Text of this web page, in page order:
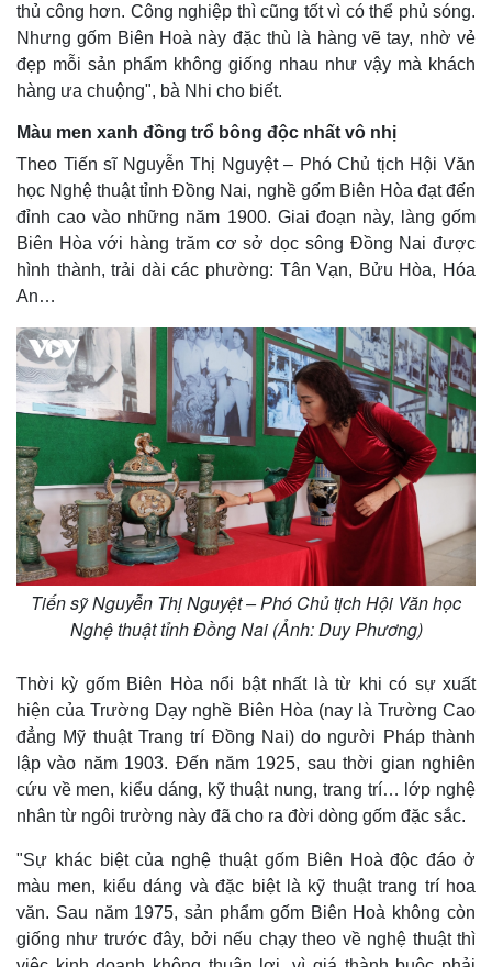
Kinh tế
Bất động sản
Khởi nghiệp
Thị trường
Giá vàng
Tiêu dùng
Tỷ giá
Chứng khoán
Giá cà phê
thủ công hơn. Công nghiệp thì cũng tốt vì có thể phủ sóng.
Nhưng gốm Biên Hoà này đặc thù là hàng vẽ tay, nhờ vẻ
đẹp mỗi sản phẩm không giống nhau như vậy mà khách
hàng ưa chuộng", bà Nhi cho biết.
Màu men xanh đồng trổ bông độc nhất vô nhị
Theo Tiến sĩ Nguyễn Thị Nguyệt – Phó Chủ tịch Hội Văn
học Nghệ thuật tỉnh Đồng Nai, nghề gốm Biên Hòa đạt đến
đỉnh cao vào những năm 1900. Giai đoạn này, làng gốm
Biên Hòa với hàng trăm cơ sở dọc sông Đồng Nai được
hình thành, trải dài các phường: Tân Vạn, Bửu Hòa, Hóa
An…
Tiến sỹ Nguyễn Thị Nguyệt – Phó Chủ tịch Hội Văn học
Nghệ thuật tỉnh Đồng Nai (Ảnh: Duy Phương)
Thời kỳ gốm Biên Hòa nổi bật nhất là từ khi có sự xuất
hiện của Trường Dạy nghề Biên Hòa (nay là Trường Cao
đẳng Mỹ thuật Trang trí Đồng Nai) do người Pháp thành
lập vào năm 1903. Đến năm 1925, sau thời gian nghiên
cứu về men, kiểu dáng, kỹ thuật nung, trang trí… lớp nghệ
nhân từ ngôi trường này đã cho ra đời dòng gốm đặc sắc.
"Sự khác biệt của nghệ thuật gốm Biên Hoà độc đáo ở
màu men, kiểu dáng và đặc biệt là kỹ thuật trang trí hoa
văn. Sau năm 1975, sản phẩm gốm Biên Hoà không còn
giống như trước đây, bởi nếu chạy theo về nghệ thuật thì